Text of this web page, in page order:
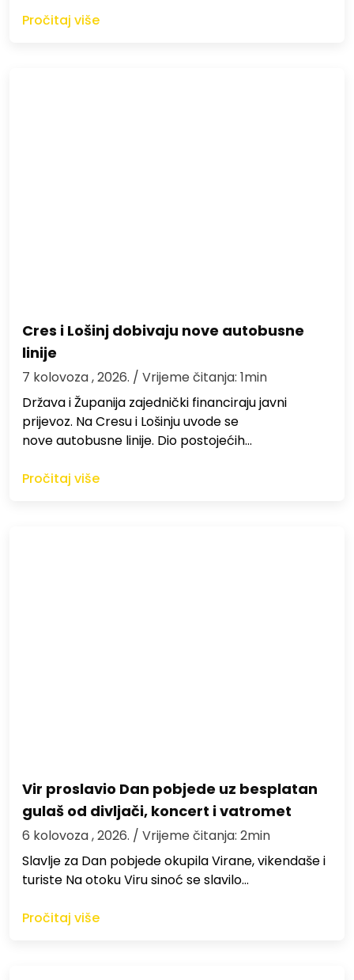
Pročitaj više
Cres i Lošinj dobivaju nove autobusne
linije
7 kolovoza , 2026. / Vrijeme čitanja: 1min
Država i Županija zajednički financiraju javni
prijevoz. Na Cresu i Lošinju uvode se
nove autobusne linije. Dio postojećih…
Pročitaj više
Vir proslavio Dan pobjede uz besplatan
gulaš od divljači, koncert i vatromet
6 kolovoza , 2026. / Vrijeme čitanja: 2min
Slavlje za Dan pobjede okupila Virane, vikendaše i
turiste Na otoku Viru sinoć se slavilo…
Pročitaj više